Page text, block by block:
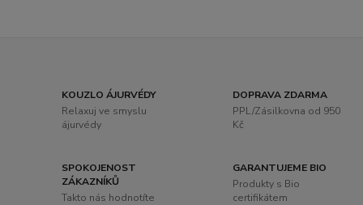
KOUZLO ÁJURVÉDY
Relaxuj ve smyslu
ájurvédy
DOPRAVA ZDARMA
PPL/Zásilkovna od 950
Kč
SPOKOJENOST
ZÁKAZNÍKŮ
Takto nás hodnotíte
GARANTUJEME BIO
Produkty s Bio
certifikátem